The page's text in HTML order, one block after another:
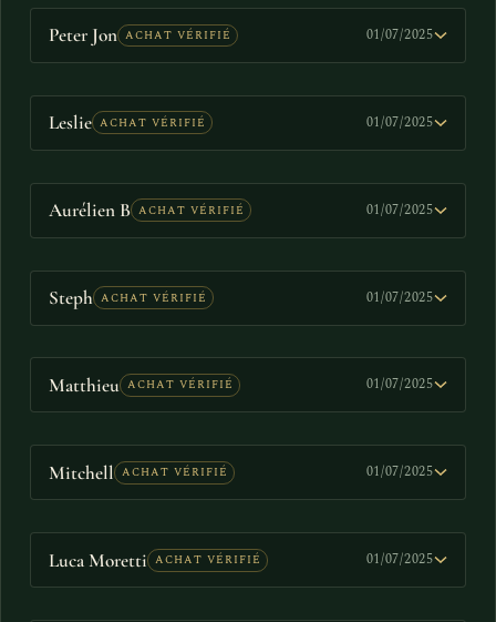
Peter Jon ACHAT VÉRIFIÉ 01/07/2025
Leslie ACHAT VÉRIFIÉ 01/07/2025
Aurélien B ACHAT VÉRIFIÉ 01/07/2025
Steph ACHAT VÉRIFIÉ 01/07/2025
Matthieu ACHAT VÉRIFIÉ 01/07/2025
Mitchell ACHAT VÉRIFIÉ 01/07/2025
Luca Moretti ACHAT VÉRIFIÉ 01/07/2025